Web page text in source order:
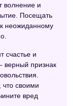
волнение и
Посещать
неожиданному
счастье и
верный признак
что своими
вред